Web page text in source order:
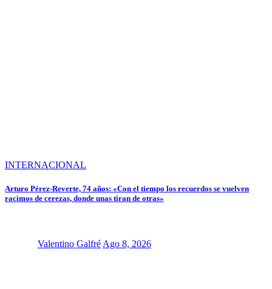
INTERNACIONAL
Arturo Pérez-Reverte, 74 años: «Con el tiempo los recuerdos se vuelven
racimos de cerezas, donde unas tiran de otras»
Valentino Galfré Ago 8, 2026